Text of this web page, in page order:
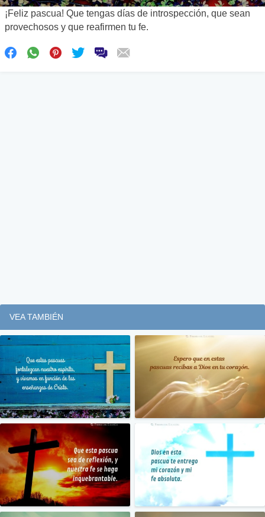
¡Feliz pascua! Que tengas días de introspección, que sean
provechosos y que reafirmen tu fe.
VEA TAMBIÉN